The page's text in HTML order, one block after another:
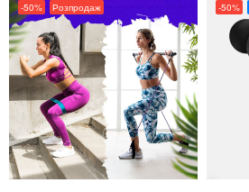
-50% Розпродаж -50%